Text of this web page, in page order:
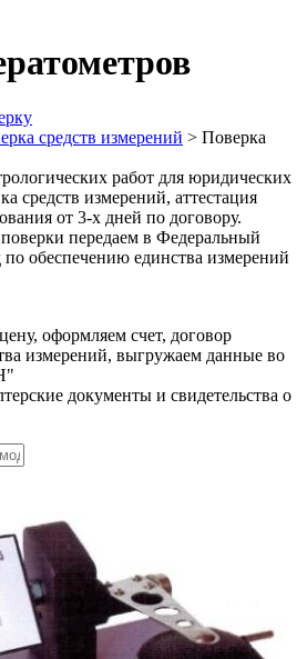
средств измерений > Поверка
работ для юридических
средств измерений, аттестация
от 3-х дней по договору.
поверки передаем в Федеральный
обеспечению единства измерений
оформляем счет, договор
измерений, выгружаем данные во
документы и свидетельства о